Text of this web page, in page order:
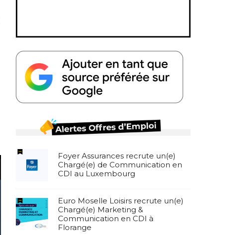
Foyer Assurances recrute un(e)
Chargé(e) de Communication en
CDI au Luxembourg
Euro Moselle Loisirs recrute un(e)
Chargé(e) Marketing &
Communication en CDI à
Florange